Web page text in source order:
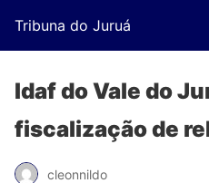
Tribuna do Juruá
Idaf do Vale do
fiscalização de
cleonnildo